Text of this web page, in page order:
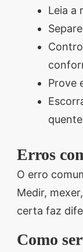
Leia a
Prove
Erros
O erro
Medir,
certa faz
Como